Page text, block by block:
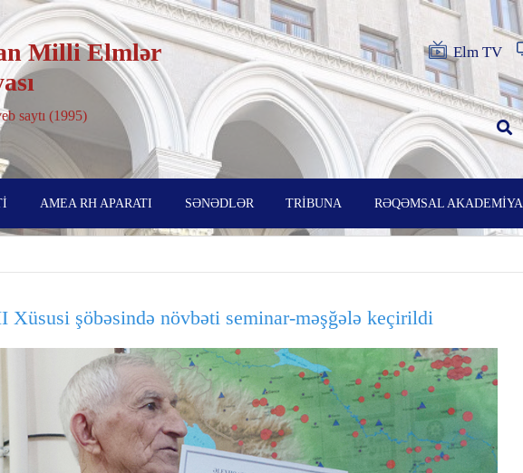
Milli Elmlər
saytı (1995)
Elm TV
AMEA RH APARATI SƏNƏDLƏR TRİBUNA RƏQƏMSAL AKADEMİYA
Xüsusi şöbəsində növbəti seminar-məşğələ keçirildi